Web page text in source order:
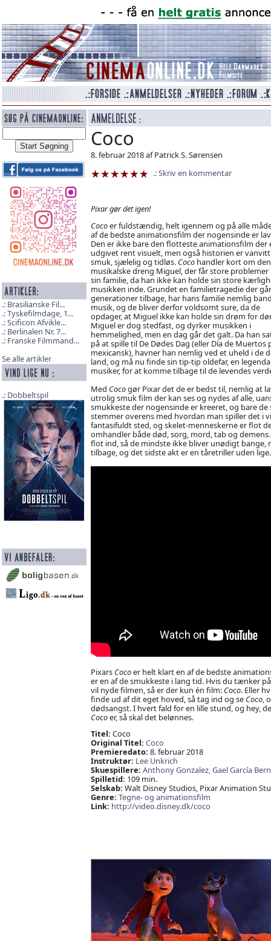
Brasilianske Fil...
Tyskefilmdage, 1...
Scificon Afvikle...
Berlinalen Nr. 7...
Franske Filmmand...
Se alle artikler
Dobbeltspil
Coco
8. februar 2018 af Patrick S. Sørensen
Skriv en kommentar
Pixar gør det igen!
Cocoer fuldstændig, helt igennem og på alle
af de bedste animationsfilm der nogensinde er
Den er ikke bare den flotteste animationsfilm der
udgivet rent visuelt, men også historien er
smuk, sjælelig og tidløs. Cocohandler kort om den
musikalske dreng Miguel, der får store problemer
sin familie, da han ikke kan holde sin store
musikken inde. Grundet en familietragedie der går
generationer tilbage, har hans familie nemlig
musik, og de bliver derfor voldsomt sure, da de
opdager, at Miguel ikke kan holde sin drøm for
Miguel er dog stedfast, og dyrker musikken i
hemmelighed, men en dag går det galt. Da han
på at spille til De Dødes Dag (eller Día de Muertos
mexicansk), havner han nemlig ved et uheld i de
land, og må nu finde sin tip-tip oldefar, en
musiker, for at komme tilbage til de levendes
Med Cocogør Pixar det de er bedst til, nemlig at
utrolig smuk film der kan ses og nydes af alle,
smukkeste der nogensinde er kreeret, og bare
stemmer overens med hvordan man spiller det i
fantasifuldt sted, og skelet-menneskerne er flot
omhandler både død, sorg, mord, tab og
flot ind, så de mindste ikke bliver unødigt
tilbage, og det sidste akt er en tåretriller uden lige.
Pixars Cocoer helt klart en af de bedste
er en af de smukkeste i lang tid. Hvis du tænker
vil nyde filmen, så er der kun én film: Coco. Eller
finde ud af dit eget hoved, så tag ind og se Coco,
dødsangst. I hvert fald for en lille stund, og hey,
Cocoer, så skal det belønnes.
Titel: Coco
Original Titel: Coco
Premieredato: 8. februar 2018
Instruktør: Lee Unkrich
Skuespillere: Anthony Gonzalez,Gael García
Spilletid: 109 min.
Selskab: Walt Disney Studios, Pixar Animation
Genre: Tegne- og animationsfilm
Link: http://video.disney.dk/coco